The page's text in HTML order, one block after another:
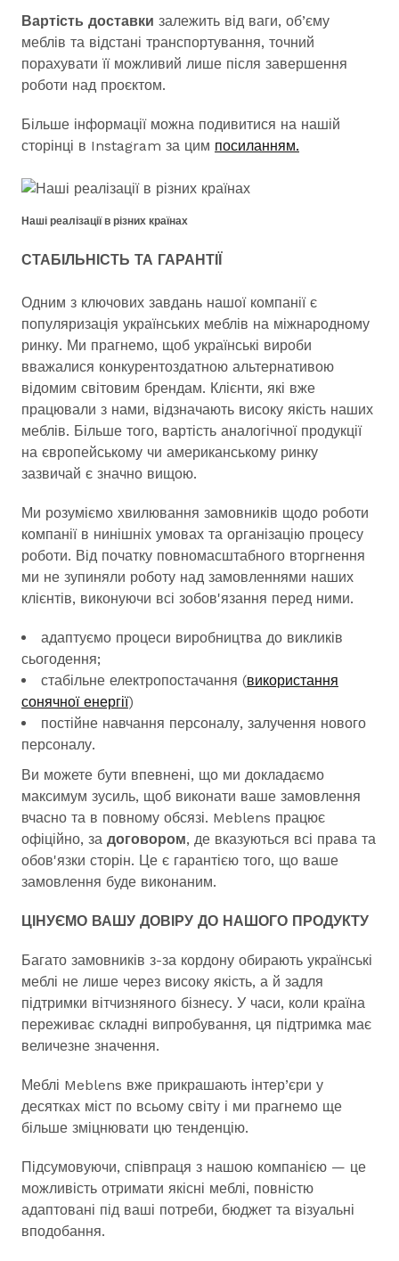
Вартість доставки залежить від ваги, об’єму
меблів та відстані транспортування, точний
порахувати її можливий лише після завершення
роботи над проєктом.
Більше інформації можна подивитися на нашій
сторінці в Instagram за цим посиланням.
Наші реалізації в різних країнах
СТАБІЛЬНІСТЬ ТА ГАРАНТІЇ
Одним з ключових завдань нашої компанії є
популяризація українських меблів на міжнародному
ринку. Ми прагнемо, щоб українські вироби
вважалися конкурентоздатною альтернативою
відомим світовим брендам. Клієнти, які вже
працювали з нами, відзначають високу якість наших
меблів. Більше того, вартість аналогічної продукції
на європейському чи американському ринку
зазвичай є значно вищою.
Ми розуміємо хвилювання замовників щодо роботи
компанії в нинішніх умовах та організацію процесу
роботи. Від початку повномасштабного вторгнення
ми не зупиняли роботу над замовленнями наших
клієнтів, виконуючи всі зобов'язання перед ними.
адаптуємо процеси виробництва до викликів
сьогодення;
стабільне електропостачання (використання
сонячної енергії)
постійне навчання персоналу, залучення нового
персоналу.
Ви можете бути впевнені, що ми докладаємо
максимум зусиль, щоб виконати ваше замовлення
вчасно та в повному обсязі. Meblens працює
офіційно, за договором, де вказуються всі права та
обов'язки сторін. Це є гарантією того, що ваше
замовлення буде виконаним.
ЦІНУЄМО ВАШУ ДОВІРУ ДО НАШОГО ПРОДУКТУ
Багато замовників з-за кордону обирають українські
меблі не лише через високу якість, а й задля
підтримки вітчизняного бізнесу. У часи, коли країна
переживає складні випробування, ця підтримка має
величезне значення.
Меблі Meblens вже прикрашають інтер’єри у
десятках міст по всьому світу і ми прагнемо ще
більше зміцнювати цю тенденцію.
Підсумовуючи, співпраця з нашою компанією — це
можливість отримати якісні меблі, повністю
адаптовані під ваші потреби, бюджет та візуальні
вподобання.